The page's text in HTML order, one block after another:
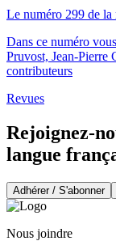
Le numéro 299 de la
Dans ce numéro
Pruvost, Jean-
contributeurs
Revues
Rejoignez-
langue
Adhérer / S'abonner
Nous joindre